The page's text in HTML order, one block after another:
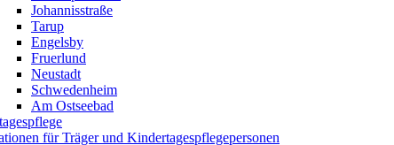
Johannisstraße
Tarup
Engelsby
Fruerlund
Neustadt
Schwedenheim
Am Ostseebad
für Träger und Kindertagespflegepersonen